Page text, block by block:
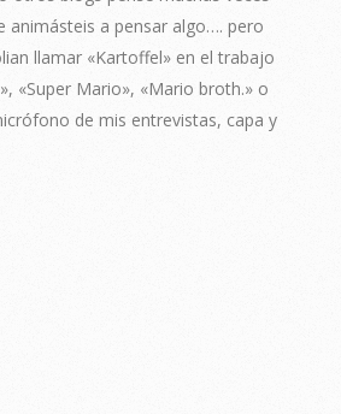
animásteis a pensar algo…. pero
llamar «Kartoffel» en el trabajo
«Super Mario», «Mario broth.» o
de mis entrevistas, capa y